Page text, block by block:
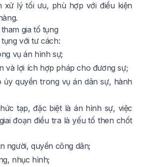
xử lý tối ưu, phù hợp với điều kiện
gia tố tụng
với tư cách:
vụ án hình sự;
và lợi ích hợp pháp cho đương sự;
ủy quyền trong vụ án dân sự, hành
tạp, đặc biệt là án hình sự, việc
đoạn điều tra là yếu tố then chốt
người, quyền công dân;
nhục hình;